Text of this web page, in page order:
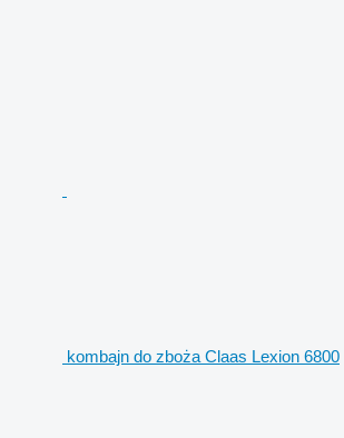
kombajn do zboża Claas Lexion 6800